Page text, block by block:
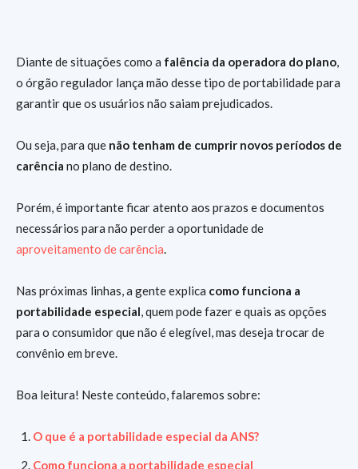
Diante de situações como a falência da operadora do plano,
o órgão regulador lança mão desse tipo de portabilidade para
garantir que os usuários não saiam prejudicados.
Ou seja, para que não tenham de cumprir novos períodos de
carência no plano de destino.
Porém, é importante ficar atento aos prazos e documentos
necessários para não perder a oportunidade de
aproveitamento de carência.
Nas próximas linhas, a gente explica como funciona a
portabilidade especial, quem pode fazer e quais as opções
para o consumidor que não é elegível, mas deseja trocar de
convênio em breve.
Boa leitura! Neste conteúdo, falaremos sobre:
O que é a portabilidade especial da ANS?
Como funciona a portabilidade especial